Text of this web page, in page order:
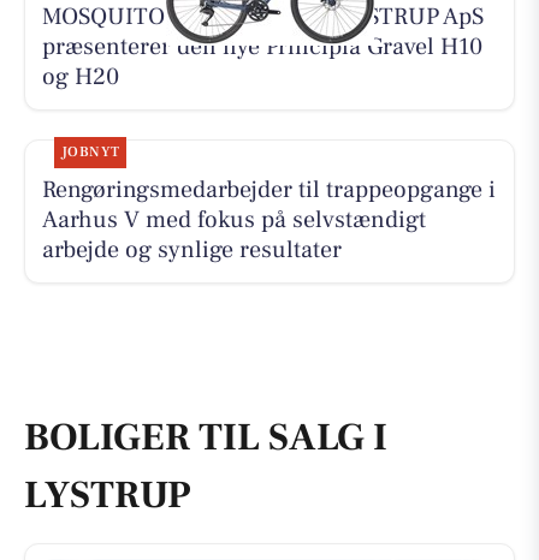
MOSQUITO CYKELCENTER LYSTRUP ApS
præsenterer den nye Principia Gravel H10
og H20
JOBNYT
Rengøringsmedarbejder til trappeopgange i
Aarhus V med fokus på selvstændigt
arbejde og synlige resultater
BOLIGER TIL SALG I
LYSTRUP